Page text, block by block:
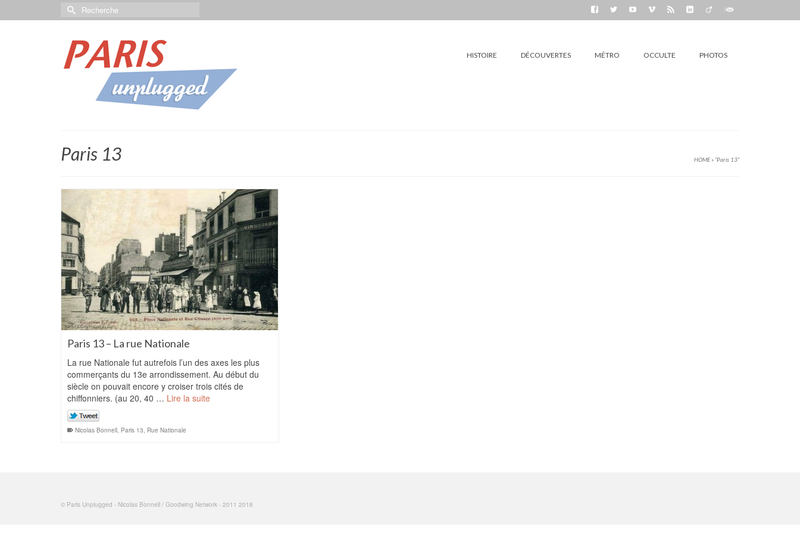
HISTOIRE DÉCOUVERTES MÉTRO OCCULTE PHOTOS
Paris 13 HOME» “Paris 13“
Paris 13 – La rue Nationale
La rue Nationale fut autrefois l’un des axes les plus
commerçants du 13e arrondissement. Au début du
siècle on pouvait encore y croiser trois cités de
chiffonniers. (au 20, 40 … Lire la suite
Nicolas Bonnell, Paris 13, Rue Nationale
© Paris Unplugged - Nicolas Bonnell / Goodwing Network - 2011 2018